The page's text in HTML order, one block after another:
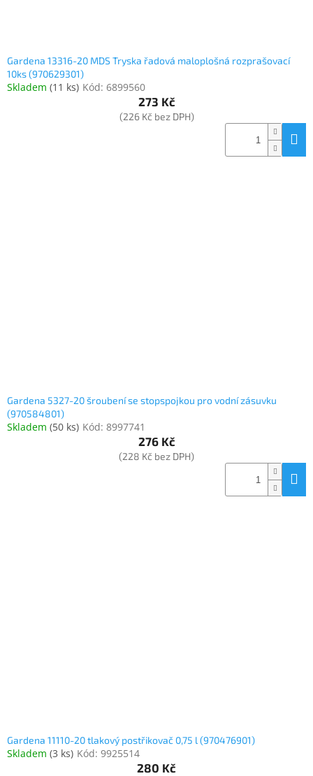
Gardena 13316-20 MDS Tryska řadová maloplošná rozprašovací
10ks (970629301)
Skladem (11 ks) Kód: 6899560
273 Kč
(226 Kč bez DPH)
Gardena 5327-20 šroubení se stopspojkou pro vodní zásuvku
(970584801)
Skladem (50 ks) Kód: 8997741
276 Kč
(228 Kč bez DPH)
Gardena 11110-20 tlakový postřikovač 0,75 l (970476901)
Skladem (3 ks) Kód: 9925514
280 Kč